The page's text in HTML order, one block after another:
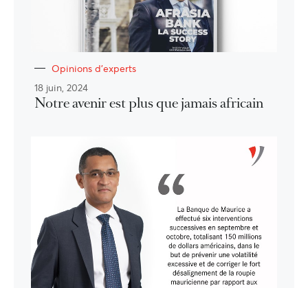
Opinions d'experts
18 juin, 2024
Notre avenir est plus que jamais africain